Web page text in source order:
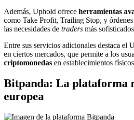
Además, Uphold ofrece herramientas
como Take Profit, Trailing Stop, y
las necesidades de traders más
Entre sus servicios adicionales destaca el
en ciertos mercados, que permite a los
criptomonedas en establecimientos
Bitpanda: La plataforma
europea